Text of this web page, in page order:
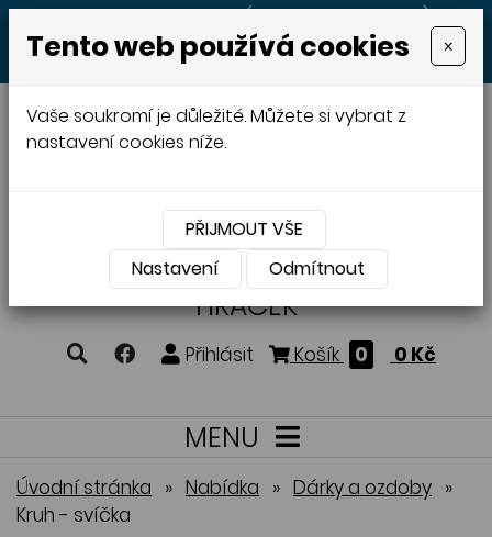
MENU
VÝROBA A PRODEJDŘEVĚNÝCH
HRAČEK
Přihlásit Košík 0 0 Kč
MENU
Úvodní stránka » Nabídka » Dárky a ozdoby »
Kruh - svíčka
Tento web používá cookies ×
Vaše soukromí je důležité. Můžete si vybrat z
nastavení cookies níže.
PŘIJMOUT VŠE
Nastavení
Odmítnout